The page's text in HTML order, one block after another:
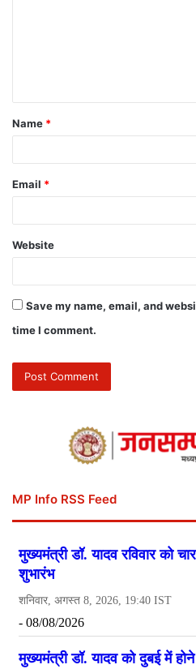
Name *
Email *
Website
Save my name, email, and
time I comment.
MP Info RSS Feed